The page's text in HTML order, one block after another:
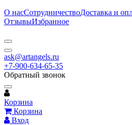
О насСотрудничествоДоставка и
ОтзывыИзбранное
ask@artangels.ru
+7-900-634-65-35
Обратный звонок
Корзина
Корзина
Вход